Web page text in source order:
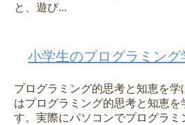
と、遊び...
小学生のプログラミング
プログラミング的思考と知恵を
はプログラミング的思考と知恵を
す。実際にパソコンでプログラミ